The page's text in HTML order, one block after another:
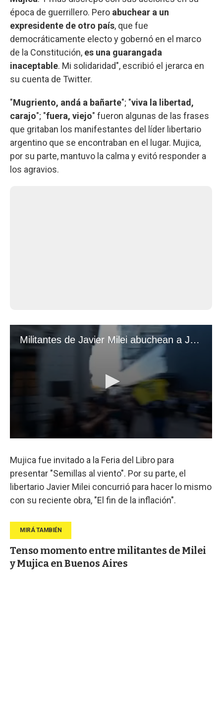
época de guerrillero. Pero abuchear a un
expresidente de otro país, que fue
democráticamente electo y gobernó en el marco
de la Constitución, es una guarangada
inaceptable. Mi solidaridad", escribió el jerarca en
su cuenta de Twitter.
"Mugriento, andá a bañarte"; "viva la libertad,
carajo"; "fuera, viejo" fueron algunas de las frases
que gritaban los manifestantes del líder libertario
argentino que se encontraban en el lugar. Mujica,
por su parte, mantuvo la calma y evitó responder a
los agravios.
Mujica fue invitado a la Feria del Libro para
presentar "Semillas al viento". Por su parte, el
libertario Javier Milei concurrió para hacer lo mismo
con su reciente obra, "El fin de la inflación".
Tenso momento entre militantes de Milei
y Mujica en Buenos Aires